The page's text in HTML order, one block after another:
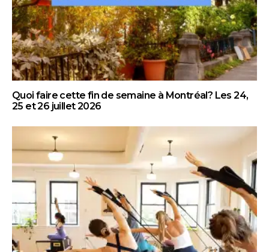
Quoi faire cette fin de semaine à Montréal? Les 24,
25 et 26 juillet 2026